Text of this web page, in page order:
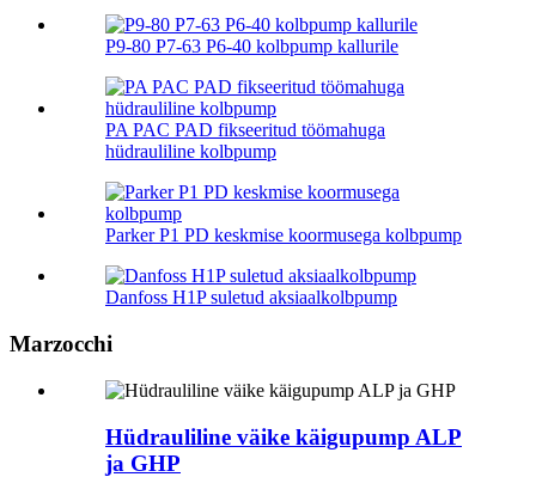
P9-80 P7-63 P6-40 kolbpump kallurile
PA PAC PAD fikseeritud töömahuga
hüdrauliline kolbpump
Parker P1 PD keskmise koormusega kolbpump
Danfoss H1P suletud aksiaalkolbpump
Marzocchi
Hüdrauliline väike käigupump ALP
ja GHP